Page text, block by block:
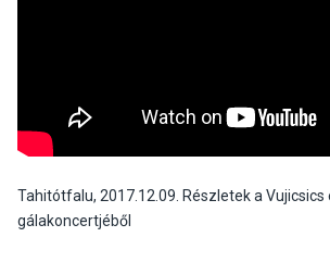
Tahitótfalu, 2017.12.09. Részletek a Vujicsics
gálakoncertjéből